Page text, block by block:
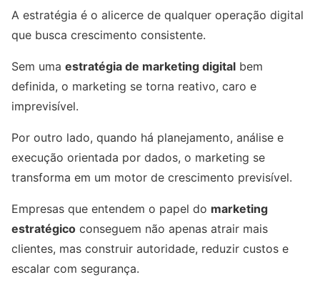
A estratégia é o alicerce de qualquer operação digital
que busca crescimento consistente.
Sem uma estratégia de marketing digital bem
definida, o marketing se torna reativo, caro e
imprevisível.
Por outro lado, quando há planejamento, análise e
execução orientada por dados, o marketing se
transforma em um motor de crescimento previsível.
Empresas que entendem o papel do marketing
estratégico conseguem não apenas atrair mais
clientes, mas construir autoridade, reduzir custos e
escalar com segurança.